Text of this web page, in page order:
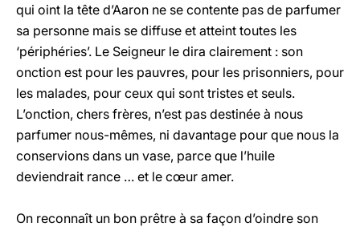
qui oint la tête d’Aaron ne se contente pas de parfumer
sa personne mais se diffuse et atteint toutes les
‘périphéries’. Le Seigneur le dira clairement : son
onction est pour les pauvres, pour les prisonniers, pour
les malades, pour ceux qui sont tristes et seuls.
L’onction, chers frères, n’est pas destinée à nous
parfumer nous-mêmes, ni davantage pour que nous la
conservions dans un vase, parce que l’huile
deviendrait rance … et le cœur amer.
On reconnaît un bon prêtre à sa façon d’oindre son